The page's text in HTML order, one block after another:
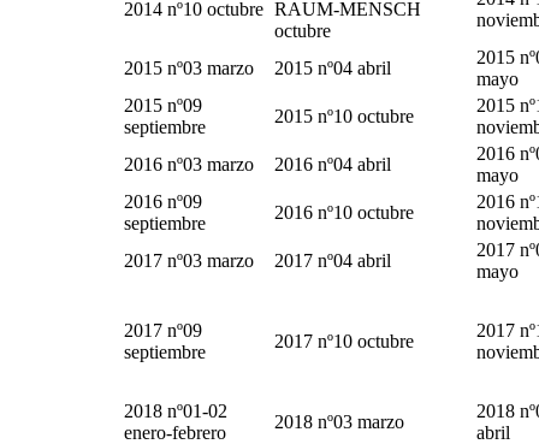
2014 nº10 octubre RAUM-MENSCH
octubre
2015 nº03 marzo 2015 nº04 abril
2015
mayo
2015 nº09
septiembre
2015 nº10 octubre
2015
2016 nº03 marzo
2016 nº04 abril
2016
mayo
2016 nº09
septiembre
2016 nº10 octubre
2016
2017 nº03 marzo
2017 nº04 abril
2017
mayo
2017 nº09
septiembre
2017 nº10 octubre
2017
2018 nº01-02
enero-febrero
2018 nº03 marzo
2018
abril